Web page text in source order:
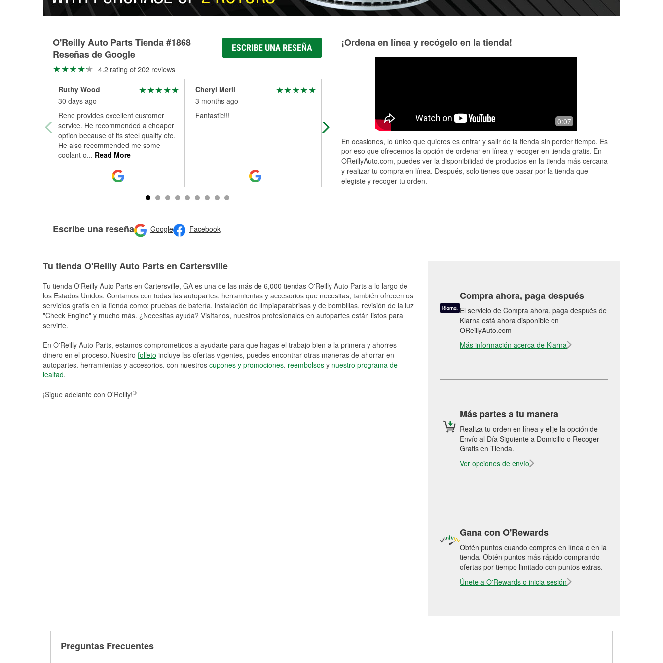
O'Reilly Auto Parts Tienda #1868
Reseñas de Google
ESCRIBE UNA RESEÑA
4.2 rating of 202 reviews
Ruthy Wood
30 days ago
Rene provides excellent customer
service. He recommended a cheaper
option because of its steel quality etc.
He also recommended me some
coolant o... Read More
Cheryl Merli
3 months ago
Fantastic!!!
Jay, let me just say you are a bright
light! You are an amazing person and
pleasant!
Great team and they know there stuff!
Escribe una reseña Google Facebook
¡Ordena en línea y recógelo en la tienda!
0:07
En ocasiones, lo único que quieres es entrar y salir de la tienda sin perder tiempo. Es
por eso que ofrecemos la opción de ordenar en línea y recoger en tienda gratis. En
OReillyAuto.com, puedes ver la disponibilidad de productos en la tienda más cercana
y realizar tu compra en línea. Después, solo tienes que pasar por la tienda que
elegiste y recoger tu orden.
Tu tienda O'Reilly Auto Parts en Cartersville
Tu tienda O'Reilly Auto Parts en Cartersville, GA es una de las más de 6,000 tiendas O'Reilly Auto Parts a lo largo de
los Estados Unidos. Contamos con todas las autopartes, herramientas y accesorios que necesitas, también ofrecemos
servicios gratis en la tienda como: pruebas de batería, instalación de limpiaparabrisas y de bombillas, revisión de la luz
"Check Engine" y mucho más. ¿Necesitas ayuda? Visítanos, nuestros profesionales en autopartes están listos para
servirte.
En O'Reilly Auto Parts, estamos comprometidos a ayudarte para que hagas el trabajo bien a la primera y ahorres
dinero en el proceso. Nuestro folleto incluye las ofertas vigentes, puedes encontrar otras maneras de ahorrar en
autopartes, herramientas y accesorios, con nuestros cupones y promociones, reembolsos y nuestro programa de
lealtad.
¡Sigue adelante con O'Reilly!®
Compra ahora, paga después
El servicio de Compra ahora, paga después de
Klarna está ahora disponible en
OReillyAuto.com
Más información acerca de Klarna
Más partes a tu manera
Realiza tu orden en línea y elije la opción de
Envío al Día Siguiente a Domicilio o Recoger
Gratis en Tienda.
Ver opciones de envío
Gana con O'Rewards
Obtén puntos cuando compres en línea o en la
tienda. Obtén puntos más rápido comprando
ofertas por tiempo limitado con puntos extras.
Únete a O'Rewards o inicia sesión
Preguntas Frecuentes